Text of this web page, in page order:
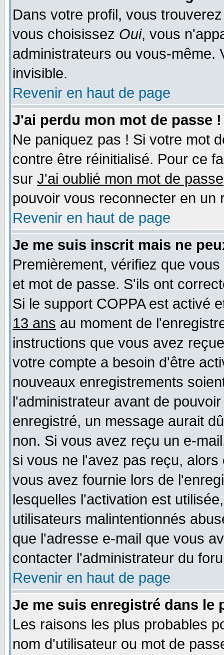
Dans votre profil, vous
vous choisissez Oui, vous
administrateurs ou vous-même.
invisible.
Revenir en haut de page
J'ai perdu mon mot de passe !
Ne paniquez pas ! Si votre mot
contre être réinitialisé. Pour ce
sur J'ai oublié mon mot de passe
pouvoir vous reconnecter en un
Revenir en haut de page
Je me suis inscrit mais ne
Premièrement, vérifiez que
et mot de passe. S'ils ont
Si le support COPPA est activé
13 ans au moment de
instructions que vous avez
votre compte a besoin d'être
nouveaux enregistrements
l'administrateur avant de
enregistré, un message aurait
non. Si vous avez reçu un e-
si vous ne l'avez pas reçu,
vous avez fournie lors de
lesquelles l'activation est
utilisateurs malintentionnés
que l'adresse e-mail que vous
contacter l'administrateur du
Revenir en haut de page
Je me suis enregistré dans le
Les raisons les plus probables
nom d'utilisateur ou mot de